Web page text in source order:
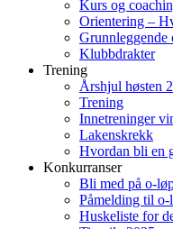
Kurs og
Orientering –
Grunnleggende
Klubbdrakter
Trening
Årshjul høsten
Trening
Innetreninger
Lakenskrekk
Hvordan bli en
Konkurranser
Bli med på o-
Påmelding til o-
Huskeliste for